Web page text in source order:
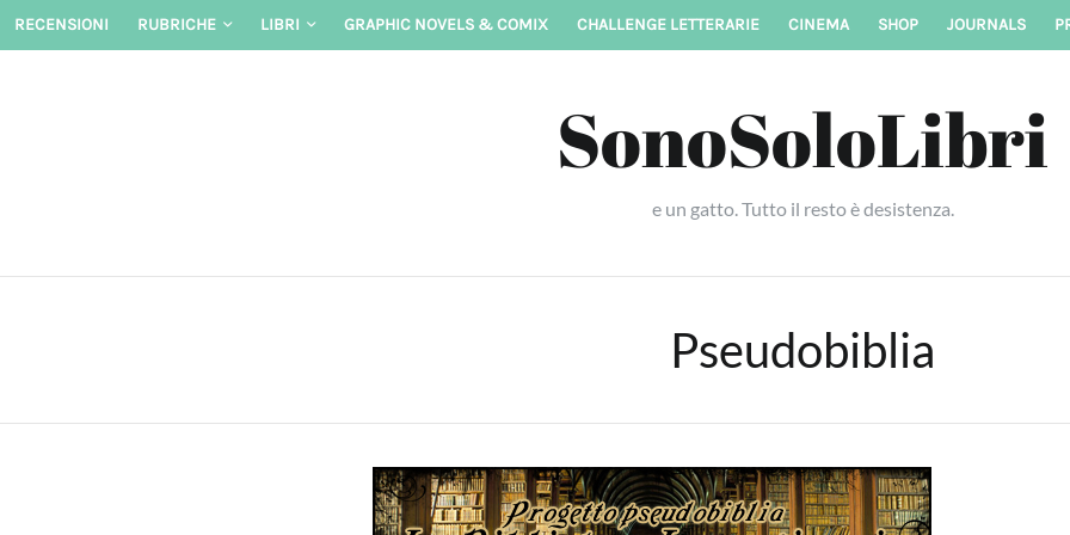
Skip
RECENSIONI RUBRICHE LIBRI GRAPHIC NOVELS & COMIX CHALLENGE LETTERARIE CINEMA SHOP JOURNALS
SonoSoloLibri
e un gatto. Tutto il resto è desistenza.
Pseudobiblia